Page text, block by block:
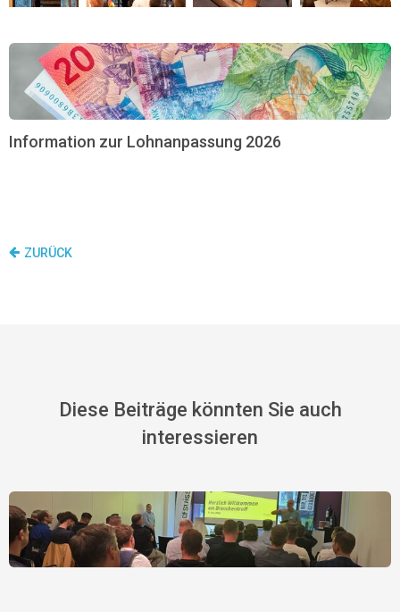
Information zur Lohnanpassung 2026
ZURÜCK
Diese Beiträge könnten Sie auch
interessieren